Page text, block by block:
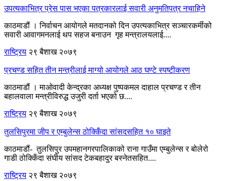
उपत्यकाभित्र प्रेस पास भएका पत्रकारलाई सवारी अनुमतिपत्र नचाहिने
काठमाडौं । निर्वाचन आयोगले मतदानको दिन उपत्यकाभित्र सञ्चारकर्मीको
सवारी आवागमनलाई थप सहज बनाउन गृह मन्त्रालयलाई....
राष्ट्रिय २९ बैशाख २०७९
प्रचण्ड सहित तीन मन्त्रीलाई माग्यो आयोगले आठ घण्टे स्पष्टीकरण
काठमाडौं । माओवादी केन्द्रका अध्यक्ष पुष्पकमल दाहाल प्रचण्ड र तीन
बहालवाला मन्त्रीविरुद्ध उजुरी दर्ता भएको छ....
राष्ट्रिय २९ बैशाख २०७९
तुलसिपुरमा ज‍ीप र एम्बुलेन्स ठोक्किँदा सांसदसहित १० घाइते
काठमाडौं- तुलसिपुर उपमहानगरपालिकाको राना गाउँमा एम्बुलेन्स र बोलेरो
गाडी ठोक्किँदा संघीय सांसद टेकबहादुर बस्नेतसहित....
राष्ट्रिय २९ बैशाख २०७९